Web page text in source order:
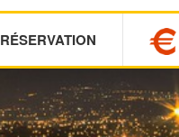
RÉSERVATION